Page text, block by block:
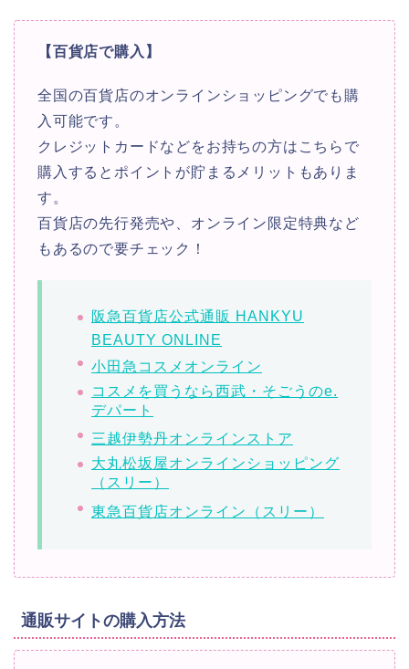
【百貨店で購入】
全国の百貨店のオンラインショッピングでも購
入可能です。
クレジットカードなどをお持ちの方はこちらで
購入するとポイントが貯まるメリットもありま
す。
百貨店の先行発売や、オンライン限定特典など
もあるので要チェック！
阪急百貨店公式通販 HANKYU
BEAUTY ONLINE
小田急コスメオンライン
コスメを買うなら西武・そごうのe.
デパート
三越伊勢丹オンラインストア
大丸松坂屋オンラインショッピング
（スリー）
東急百貨店オンライン（スリー）
通販サイトの購入方法